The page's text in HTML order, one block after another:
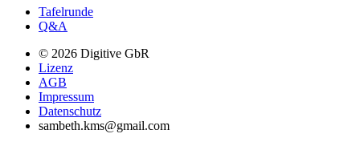
Tafelrunde
Q&A
© 2026 Digitive GbR
Lizenz
AGB
Impressum
Datenschutz
sambeth.kms@gmail.com